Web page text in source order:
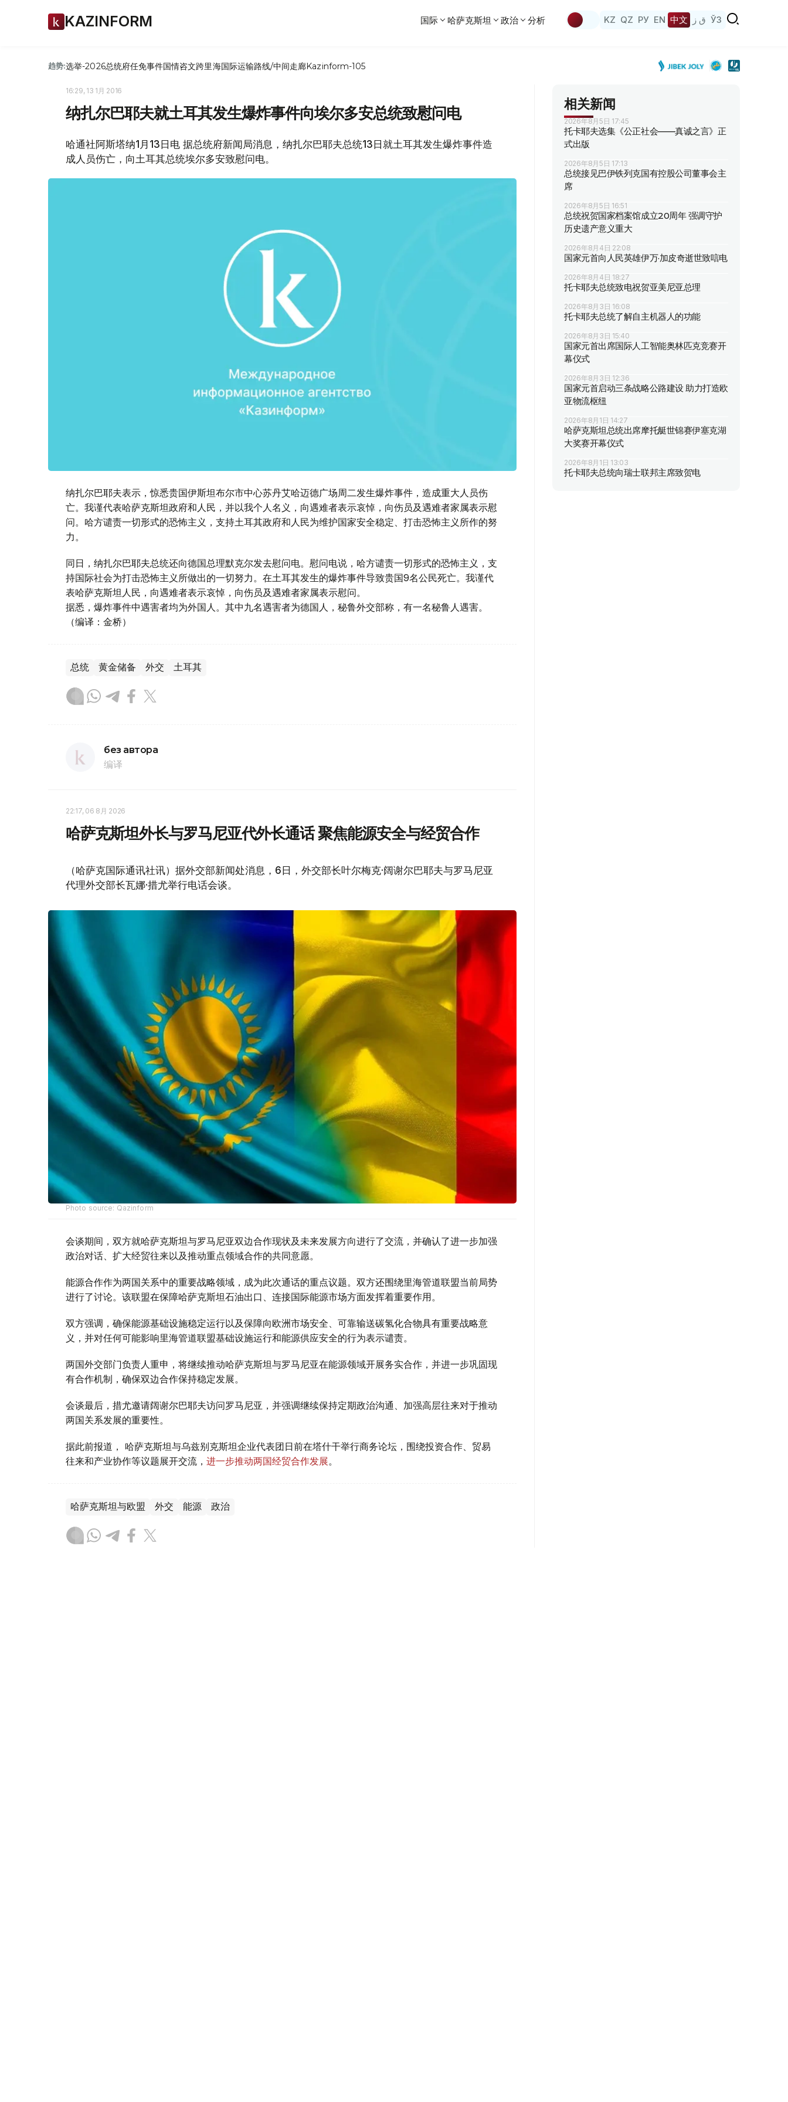
KAZINFORM 国际 哈萨克斯坦 政治 分析 KZ QZ РУ EN 中文 ق ز ЎЗ
趋势:选举-2026总统府任免事件国情咨文跨里海国际运输路线/中间走廊Kazinform-105
16:29, 13 1月 2016
纳扎尔巴耶夫就土耳其发生爆炸事件向埃尔多安总统致慰问电
哈通社阿斯塔纳1月13日电 据总统府新闻局消息，纳扎尔巴耶夫总统13日就土耳其发生爆炸事件造
成人员伤亡，向土耳其总统埃尔多安致慰问电。
纳扎尔巴耶夫表示，惊悉贵国伊斯坦布尔市中心苏丹艾哈迈德广场周二发生爆炸事件，造成重大人员伤
亡。我谨代表哈萨克斯坦政府和人民，并以我个人名义，向遇难者表示哀悼，向伤员及遇难者家属表示慰
问。哈方谴责一切形式的恐怖主义，支持土耳其政府和人民为维护国家安全稳定、打击恐怖主义所作的努
力。
同日，纳扎尔巴耶夫总统还向德国总理默克尔发去慰问电。慰问电说，哈方谴责一切形式的恐怖主义，支
持国际社会为打击恐怖主义所做出的一切努力。在土耳其发生的爆炸事件导致贵国9名公民死亡。我谨代
表哈萨克斯坦人民，向遇难者表示哀悼，向伤员及遇难者家属表示慰问。
据悉，爆炸事件中遇害者均为外国人。其中九名遇害者为德国人，秘鲁外交部称，有一名秘鲁人遇害。
（编译：金桥）
总统 黄金储备 外交 土耳其
без автора
编译
22:17, 06 8月 2026
哈萨克斯坦外长与罗马尼亚代外长通话 聚焦能源安全与经贸合作
（哈萨克国际通讯社讯）据外交部新闻处消息，6日，外交部长叶尔梅克·阔谢尔巴耶夫与罗马尼亚
代理外交部长瓦娜·措尤举行电话会谈。
Photo source: Qazinform
会谈期间，双方就哈萨克斯坦与罗马尼亚双边合作现状及未来发展方向进行了交流，并确认了进一步加强
政治对话、扩大经贸往来以及推动重点领域合作的共同意愿。
能源合作作为两国关系中的重要战略领域，成为此次通话的重点议题。双方还围绕里海管道联盟当前局势
进行了讨论。该联盟在保障哈萨克斯坦石油出口、连接国际能源市场方面发挥着重要作用。
双方强调，确保能源基础设施稳定运行以及保障向欧洲市场安全、可靠输送碳氢化合物具有重要战略意
义，并对任何可能影响里海管道联盟基础设施运行和能源供应安全的行为表示谴责。
两国外交部门负责人重申，将继续推动哈萨克斯坦与罗马尼亚在能源领域开展务实合作，并进一步巩固现
有合作机制，确保双边合作保持稳定发展。
会谈最后，措尤邀请阔谢尔巴耶夫访问罗马尼亚，并强调继续保持定期政治沟通、加强高层往来对于推动
两国关系发展的重要性。
据此前报道， 哈萨克斯坦与乌兹别克斯坦企业代表团日前在塔什干举行商务论坛，围绕投资合作、贸易
往来和产业协作等议题展开交流， 进一步推动两国经贸合作发展。
哈萨克斯坦与欧盟 外交 能源 政治
相关新闻
2026年8月5日 17:45
托卡耶夫选集《公正社会——真诚之言》正
式出版
2026年8月5日 17:13
总统接见巴伊铁列克国有控股公司董事会主
席
2026年8月5日 16:51
总统祝贺国家档案馆成立20周年 强调守护
历史遗产意义重大
2026年8月4日 22:08
国家元首向人民英雄伊万·加皮奇逝世致唁电
2026年8月4日 18:27
托卡耶夫总统致电祝贺亚美尼亚总理
2026年8月3日 16:08
托卡耶夫总统了解自主机器人的功能
2026年8月3日 15:40
国家元首出席国际人工智能奥林匹克竞赛开
幕仪式
2026年8月3日 12:36
国家元首启动三条战略公路建设 助力打造欧
亚物流枢纽
2026年8月1日 14:27
哈萨克斯坦总统出席摩托艇世锦赛伊塞克湖
大奖赛开幕仪式
2026年8月1日 13:03
托卡耶夫总统向瑞士联邦主席致贺电